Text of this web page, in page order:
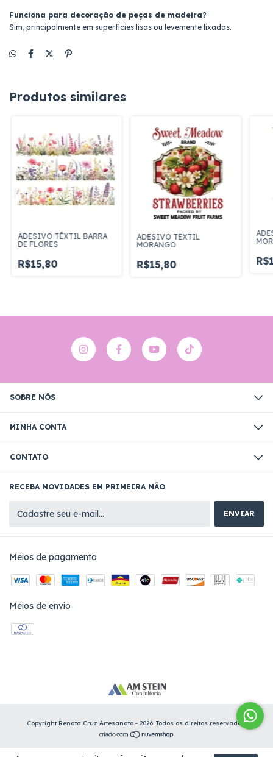
Funciona para decoração de peças de madeira?
Sim, principalmente em superfícies lisas ou levemente lixadas.
Produtos similares
ADESIVO TÊXTIL BARRA
DE FLORES
R$15,80
ADESIVO TÊXTIL
MORANGO
R$15,80
SOBRE NÓS
MINHA CONTA
CONTATO
RECEBA NOVIDADES EM PRIMEIRA MÃO
Meios de pagamento
Meios de envio
Copyright Renata Cruz Artesanato - 2026. Todos os direitos reservados.